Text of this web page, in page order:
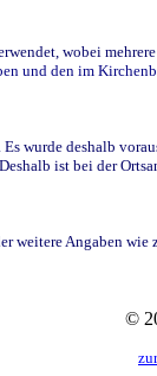
wobei
und den im
wurde deshalb
ist bei der
Angaben wie
©